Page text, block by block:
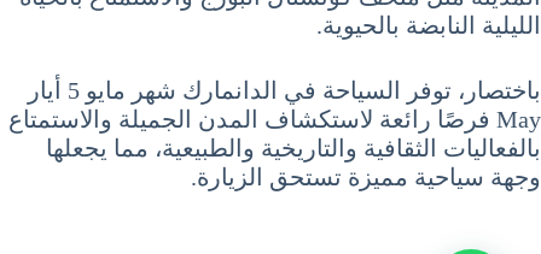
الليلية النابضة بالحيوية.
باختصار، توفر السياحة في الدانمارك شهر مايو 5 أيار
May فرصًا رائعة لاستكشاف المدن الجميلة والاستمتاع
بالفعاليات الثقافية والتاريخية والطبيعية، مما يجعلها
وجهة سياحية مميزة تستحق الزيارة.